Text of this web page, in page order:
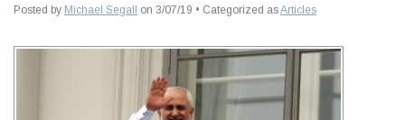
Posted by Michael Segall on 3/07/19 • Categorized asArticles